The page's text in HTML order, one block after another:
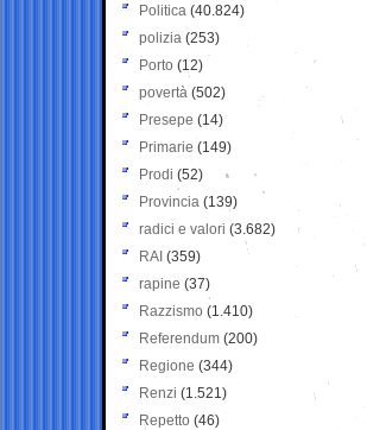
Politica (40.824)
polizia (253)
Porto (12)
povertà (502)
Presepe (14)
Primarie (149)
Prodi (52)
Provincia (139)
radici e valori (3.682)
RAI (359)
rapine (37)
Razzismo (1.410)
Referendum (200)
Regione (344)
Renzi (1.521)
Repetto (46)